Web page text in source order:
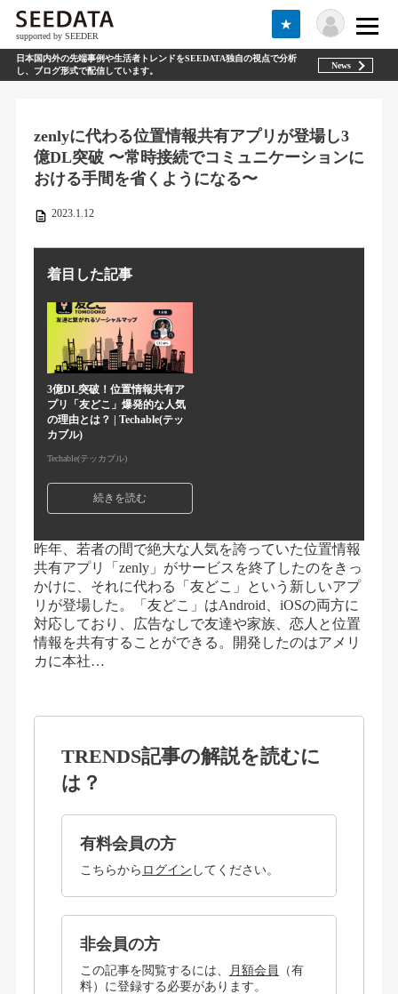
supported by SEEDER
★
日本国内外の先端事例や生活者トレンドをSEEDATA独自の視点で分析
し、ブログ形式で配信しています。
News
zenlyに代わる位置情報共有アプリが登場し3
億DL突破 〜常時接続でコミュニケーションに
おける手間を省くようになる〜
2023.1.12
着目した記事
3億DL突破！位置情報共有ア
プリ「友どこ」爆発的な人気
の理由とは？ | Techable(テッ
カブル)
Techable(テッカブル)
続きを読む
昨年、若者の間で絶大な人気を誇っていた位置情報
共有アプリ「zenly」がサービスを終了したのをきっ
かけに、それに代わる「友どこ」という新しいアプ
リが登場した。「友どこ」はAndroid、iOSの両方に
対応しており、広告なしで友達や家族、恋人と位置
情報を共有することができる。開発したのはアメリ
カに本社…
TRENDS記事の解説を読むに
は？
有料会員の方
こちらから ログイン してください。
非会員の方
この記事を閲覧するには、 月額会員
（有
料）に登録する必要があります。